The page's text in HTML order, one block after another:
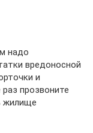
надо
вредоносной
и
прозвоните
жилище